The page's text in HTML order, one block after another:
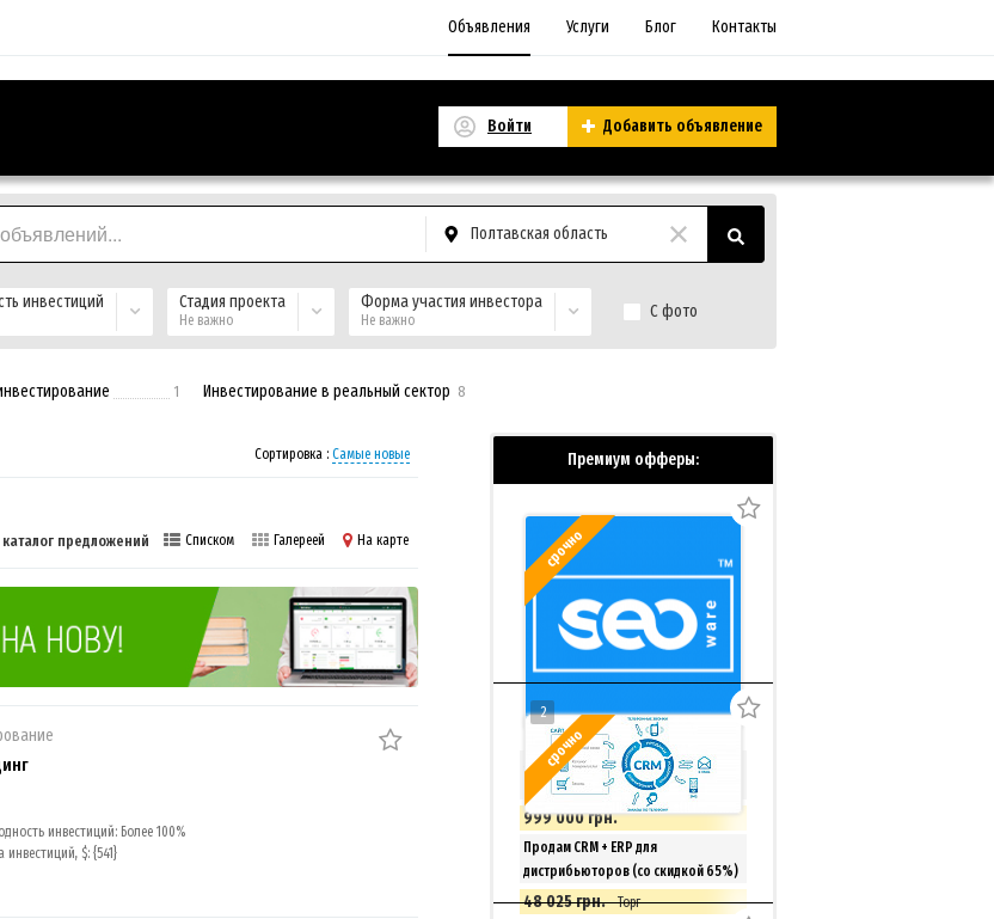
Объявления Услуги Блог Контакты
Войти Добавить объявление
Полтавская область
инвестиций Стадия проекта
Не важно
Форма участия инвестора
Не важно С фото
1 Инвестирование в реальный сектор 8
Сортировка : Самые новые
предложений Списком Галереей На карте
инвестиций: Более 100%
$: {541}
Премиум офферы:
срочно
2
SEO-биржа, магазин фриланс услуг
+ ТМ Seoware
999 000 грн.
Киев
срочно
Продам CRM + ERP для
дистрибьюторов (со скидкой 65%)
48 025 грн.
Торг